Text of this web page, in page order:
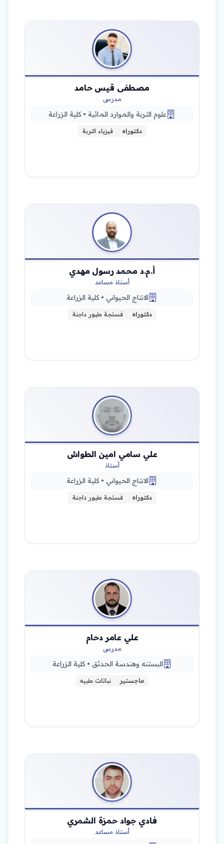
مصطفى قيس حامد
مدرس
علوم التربة والموارد المائية • كلية الزراعة
دكتوراه فيزياء التربة
أ.م.د محمد رسول مهدي
أستاذ مساعد
الانتاج الحيواني • كلية الزراعة
دكتوراه فسلجة طيور داجنة
علي سامي امين الطواش
أستاذ
الانتاج الحيواني • كلية الزراعة
دكتوراه فسلجة طيور داجنة
علي عامر دحام
مدرس
البستنه وهندسة الحدئق • كلية الزراعة
ماجستير نباتات طبيه
فادي جواد حمزة الشمري
أستاذ مساعد